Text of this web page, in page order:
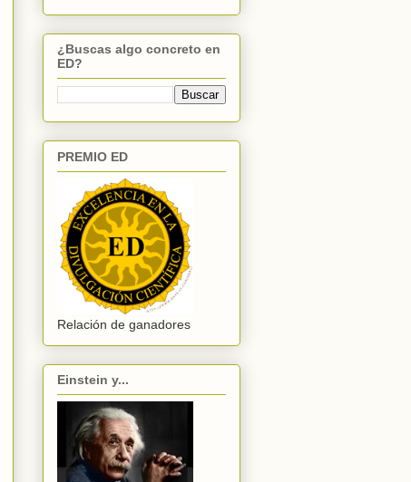
¿Buscas algo concreto en
ED?
PREMIO ED
Relación de ganadores
Einstein y...